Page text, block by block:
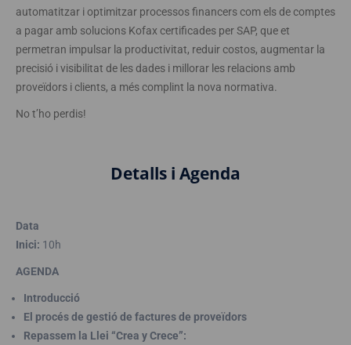
automatitzar i optimitzar processos financers com els de comptes
a pagar amb solucions Kofax certificades per SAP, que et
permetran impulsar la productivitat, reduir costos, augmentar la
precisió i visibilitat de les dades i millorar les relacions amb
proveïdors i clients, a més complint la nova normativa.
No t’ho perdis!
Detalls i Agenda
Data
Inici: 10h
AGENDA
Introducció
El procés de gestió de factures de proveïdors
Repassem la Llei “Crea y Crece”: